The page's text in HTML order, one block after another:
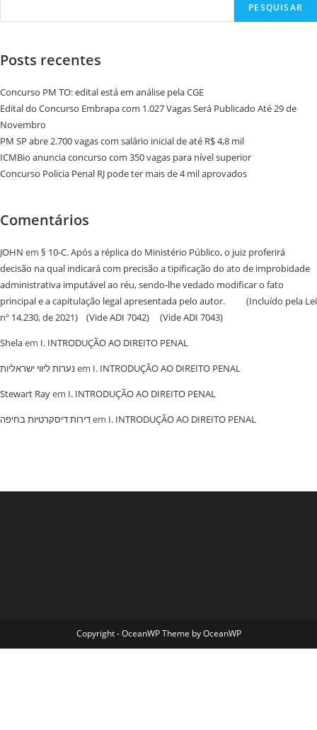
PESQUISAR
Posts recentes
Concurso PM TO: edital está em análise pela CGE
Edital do Concurso Embrapa com 1.027 Vagas Será Publicado Até 29 de
Novembro
PM SP abre 2.700 vagas com salário inicial de até R$ 4,8 mil
ICMBio anuncia concurso com 350 vagas para nível superior
Concurso Policia Penal RJ pode ter mais de 4 mil aprovados
Comentários
JOHN em § 10-C. Após a réplica do Ministério Público, o juiz proferirá
decisão na qual indicará com precisão a tipificação do ato de improbidade
administrativa imputável ao réu, sendo-lhe vedado modificar o fato
principal e a capitulação legal apresentada pelo autor. (Incluído pela Lei
nº 14.230, de 2021) (Vide ADI 7042) (Vide ADI 7043)
Shelaem I. INTRODUÇÃO AO DIREITO PENAL
נערות ליווי ישראליות em I. INTRODUÇÃO AO DIREITO PENAL
Stewart Rayem I. INTRODUÇÃO AO DIREITO PENAL
‏דירות דיסקרטיות בחיפהem I. INTRODUÇÃO AO DIREITO PENAL
Copyright - OceanWP Theme by OceanWP